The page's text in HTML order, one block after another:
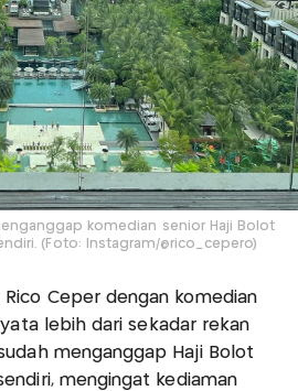
komedian senior Haji Bolot
(Foto: Instagram/@rico_cepero)
Ceper dengan komedian
lebih dari sekadar rekan
menganggap Haji Bolot
mengingat kediaman